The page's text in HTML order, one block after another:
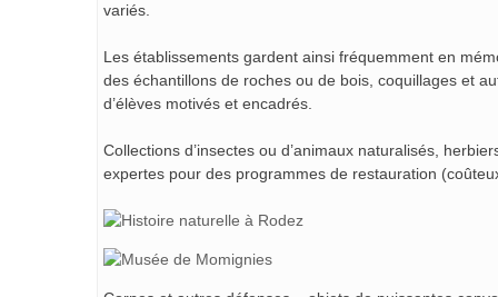
variés.
Les établissements gardent ainsi fréquemment en
des échantillons de roches ou de bois, coquillages et
d’élèves motivés et encadrés.
Collections d’insectes ou d’animaux naturalisés,
expertes pour des programmes de restauration